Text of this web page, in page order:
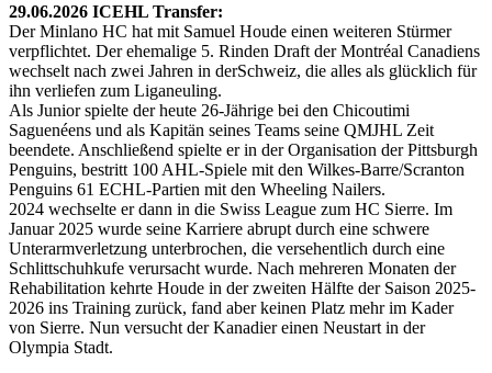
29.06.2026 ICEHL Transfer:
Der Minlano HC hat mit Samuel Houde einen weiteren Stürmer
verpflichtet. Der ehemalige 5. Rinden Draft der Montréal Canadiens
wechselt nach zwei Jahren in derSchweiz, die alles als glücklich für
ihn verliefen zum Liganeuling.
Als Junior spielte der heute 26-Jährige bei den Chicoutimi
Saguenéens und als Kapitän seines Teams seine QMJHL Zeit
beendete. Anschließend spielte er in der Organisation der Pittsburgh
Penguins, bestritt 100 AHL-Spiele mit den Wilkes-Barre/Scranton
Penguins 61 ECHL-Partien mit den Wheeling Nailers.
2024 wechselte er dann in die Swiss League zum HC Sierre. Im
Januar 2025 wurde seine Karriere abrupt durch eine schwere
Unterarmverletzung unterbrochen, die versehentlich durch eine
Schlittschuhkufe verursacht wurde. Nach mehreren Monaten der
Rehabilitation kehrte Houde in der zweiten Hälfte der Saison 2025-
2026 ins Training zurück, fand aber keinen Platz mehr im Kader
von Sierre. Nun versucht der Kanadier einen Neustart in der
Olympia Stadt.